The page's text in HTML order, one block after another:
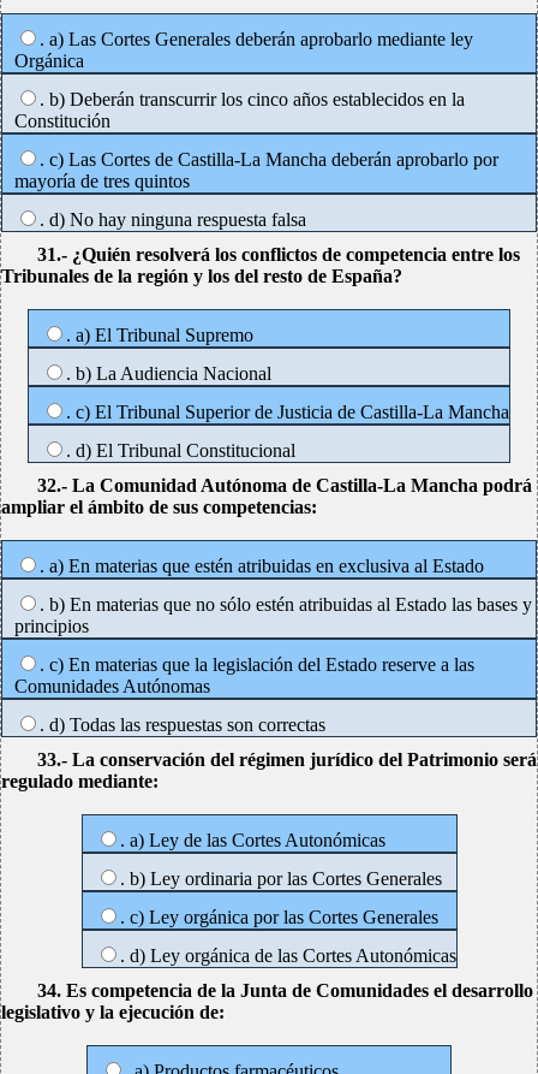
. a) Las Cortes Generales deberán aprobarlo mediante ley
Orgánica
. b) Deberán transcurrir los cinco años establecidos en la
Constitución
. c) Las Cortes de Castilla-La Mancha deberán aprobarlo por
mayoría de tres quintos
. d) No hay ninguna respuesta falsa
31.- ¿Quién resolverá los conflictos de competencia entre los
Tribunales de la región y los del resto de España?
. a) El Tribunal Supremo
. b) La Audiencia Nacional
. c) El Tribunal Superior de Justicia de Castilla-La Mancha
. d) El Tribunal Constitucional
32.- La Comunidad Autónoma de Castilla-La Mancha podrá
ampliar el ámbito de sus competencias:
. a) En materias que estén atribuidas en exclusiva al Estado
. b) En materias que no sólo estén atribuidas al Estado las bases y
principios
. c) En materias que la legislación del Estado reserve a las
Comunidades Autónomas
. d) Todas las respuestas son correctas
33.- La conservación del régimen jurídico del Patrimonio será
regulado mediante:
. a) Ley de las Cortes Autonómicas
. b) Ley ordinaria por las Cortes Generales
. c) Ley orgánica por las Cortes Generales
. d) Ley orgánica de las Cortes Autonómicas
34. Es competencia de la Junta de Comunidades el desarrollo
legislativo y la ejecución de: